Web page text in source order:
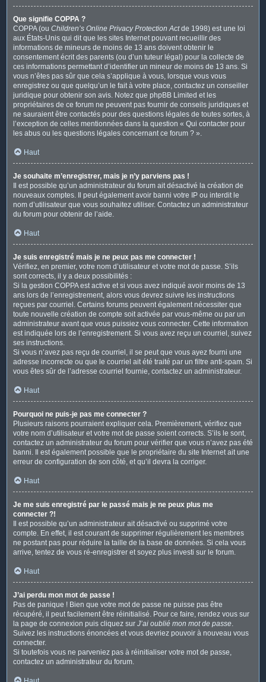
Que signifie COPPA ?
COPPA (ou Children’s Online Privacy Protection Actde 1998) est une loi
aux États-Unis qui dit que les sites Internet pouvant recueillir des
informations de mineurs de moins de 13 ans doivent obtenir le
consentement écrit des parents (ou d’un tuteur légal) pour la collecte de
ces informations permettant d’identifier un mineur de moins de 13 ans. Si
vous n’êtes pas sûr que cela s’applique à vous, lorsque vous vous
enregistrez ou que quelqu’un le fait à votre place, contactez un conseiller
juridique pour obtenir son avis. Notez que phpBB Limited et les
propriétaires de ce forum ne peuvent pas fournir de conseils juridiques et
ne sauraient être contactés pour des questions légales de toutes sortes, à
l’exception de celles mentionnées dans la question « Qui contacter pour
les abus ou les questions légales concernant ce forum ? ».
Haut
Je souhaite m’enregistrer, mais je n’y parviens pas !
Il est possible qu’un administrateur du forum ait désactivé la création de
nouveaux comptes. Il peut également avoir banni votre IP ou interdit le
nom d’utilisateur que vous souhaitez utiliser. Contactez un administrateur
du forum pour obtenir de l’aide.
Haut
Je suis enregistré mais je ne peux pas me connecter !
Vérifiez, en premier, votre nom d’utilisateur et votre mot de passe. S’ils
sont corrects, il y a deux possibilités :
Si la gestion COPPA est active et si vous avez indiqué avoir moins de 13
ans lors de l’enregistrement, alors vous devrez suivre les instructions
reçues par courriel. Certains forums peuvent également nécessiter que
toute nouvelle création de compte soit activée par vous-même ou par un
administrateur avant que vous puissiez vous connecter. Cette information
est indiquée lors de l’enregistrement. Si vous avez reçu un courriel, suivez
ses instructions.
Si vous n’avez pas reçu de courriel, il se peut que vous ayez fourni une
adresse incorrecte ou que le courriel ait été traité par un filtre anti-spam. Si
vous êtes sûr de l’adresse courriel fournie, contactez un administrateur.
Haut
Pourquoi ne puis-je pas me connecter ?
Plusieurs raisons pourraient expliquer cela. Premièrement, vérifiez que
votre nom d’utilisateur et votre mot de passe soient corrects. S’ils le sont,
contactez un administrateur du forum pour vérifier que vous n’avez pas été
banni. Il est également possible que le propriétaire du site Internet ait une
erreur de configuration de son côté, et qu’il devra la corriger.
Haut
Je me suis enregistré par le passé mais je ne peux plus me
connecter ?!
Il est possible qu’un administrateur ait désactivé ou supprimé votre
compte. En effet, il est courant de supprimer régulièrement les membres
ne postant pas pour réduire la taille de la base de données. Si cela vous
arrive, tentez de vous ré-enregistrer et soyez plus investi sur le forum.
Haut
J’ai perdu mon mot de passe !
Pas de panique ! Bien que votre mot de passe ne puisse pas être
récupéré, il peut facilement être réinitialisé. Pour ce faire, rendez vous sur
la page de connexion puis cliquez sur J’ai oublié mon mot de passe.
Suivez les instructions énoncées et vous devriez pouvoir à nouveau vous
connecter.
Si toutefois vous ne parveniez pas à réinitialiser votre mot de passe,
contactez un administrateur du forum.